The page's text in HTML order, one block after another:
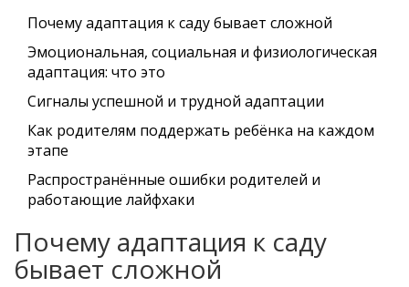
Почему адаптация к саду бывает сложной
Эмоциональная, социальная и физиологическая
адаптация: что это
Сигналы успешной и трудной адаптации
Как родителям поддержать ребёнка на каждом
этапе
Распространённые ошибки родителей и
работающие лайфхаки
Почему адаптация к саду
бывает сложной